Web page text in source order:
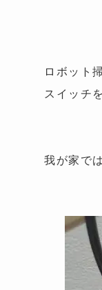
ロボット
スイッチ
我が家で